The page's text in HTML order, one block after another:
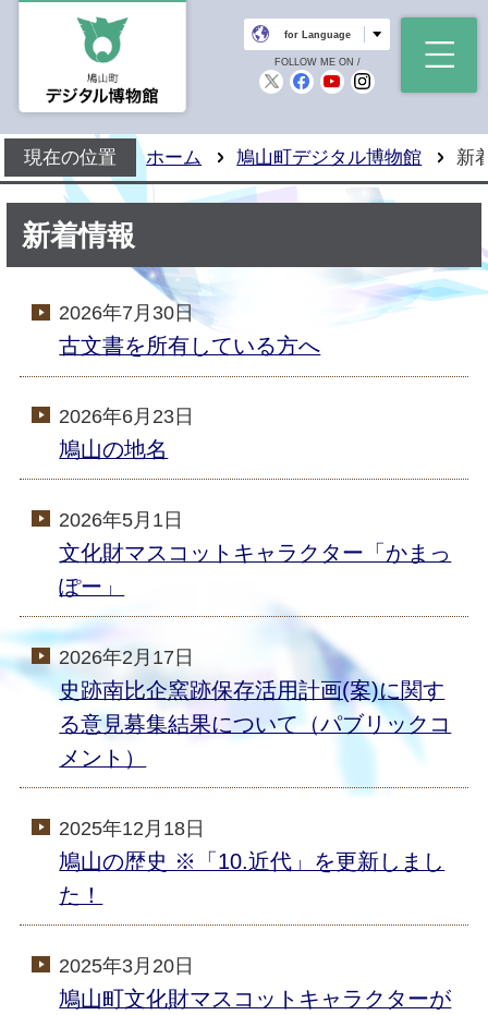
鳩山町デジタル博物
for Language
FOLLOW ME ON /
鳩山町公式X
鳩山町公式
鳩山町公式
鳩山町公
現在の位置 ホーム 鳩山町デジタル博物館 新
新着情報
2026年7月30日
古文書を所有している方へ
2026年6月23日
鳩山の地名
2026年5月1日
文化財マスコットキャラクター「かまっ
ぽー」
2026年2月17日
史跡南比企窯跡保存活用計画(案)に関す
る意見募集結果について（パブリックコ
メント）
2025年12月18日
鳩山の歴史 ※「10.近代」を更新しまし
た！
2025年3月20日
鳩山町文化財マスコットキャラクターが